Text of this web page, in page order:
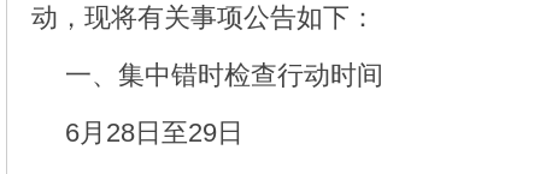
动，现将有关事项公告如下：
一、集中错时检查行动时间
6月28日至29日